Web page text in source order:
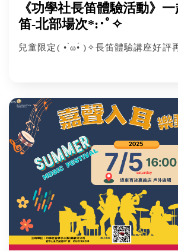
《功學社長笛體驗活動》
笛-北部場次*:･ﾟ✧
兒童限定( • ̀ω•́ )✧長笛體驗講座好評